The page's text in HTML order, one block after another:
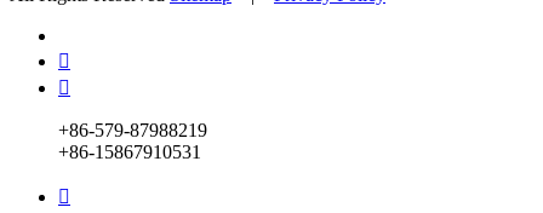


+86-579-87988219
+86-15867910531
